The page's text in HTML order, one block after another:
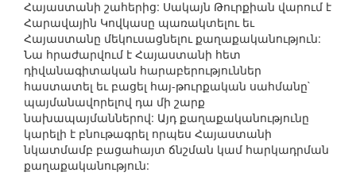
Հայաստանի շահերից: Սակայն Թուրքիան վարում է
Հարավային Կովկասը պառակտելու եւ
Հայաստանը մեկուսացնելու քաղաքականություն:
Նա հրաժարվում է Հայաստանի հետ
դիվանագիտական հարաբերություններ
հաստատել եւ բացել հայ-թուրքական սահմանը`
պայմանավորելով դա մի շարք
նախապայմաններով: Այդ քաղաքականությունը
կարելի է բնութագրել որպես Հայաստանի
նկատմամբ բացահայտ ճնշման կամ հարկադրման
քաղաքականություն: